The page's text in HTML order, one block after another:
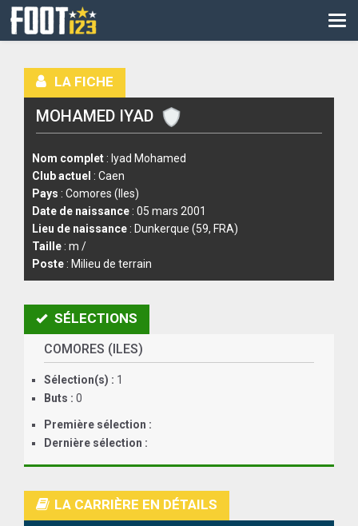
CM
LIGUE DES CHAMPIONS
LES DIRECTS
LIGUE 1
LIGUE 2
NATIONAL
COUPE DE FRANCE
COUPE DE LA LIGUE
ANGLETERRE
ESPAGNE
RECHERCHE
LA FICHE
MOHAMED IYAD
Nom complet : Iyad Mohamed
Club actuel : Caen
Pays : Comores (Iles)
Date de naissance : 05 mars 2001
Lieu de naissance : Dunkerque (59, FRA)
Taille : m /
Poste : Milieu de terrain
SÉLECTIONS
COMORES (ILES)
Sélection(s) : 1
Buts : 0
Première sélection :
Dernière sélection :
LA CARRIÈRE EN DÉTAILS